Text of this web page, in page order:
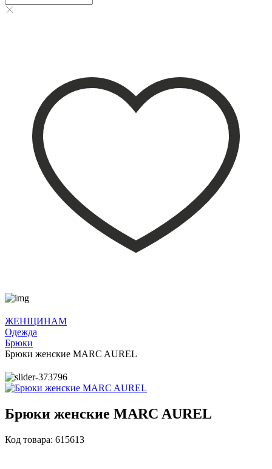
ЖЕНЩИНАМ
Одежда
Брюки
Брюки женские MARC AUREL
Брюки женские MARC AUREL
Код товара: 615613